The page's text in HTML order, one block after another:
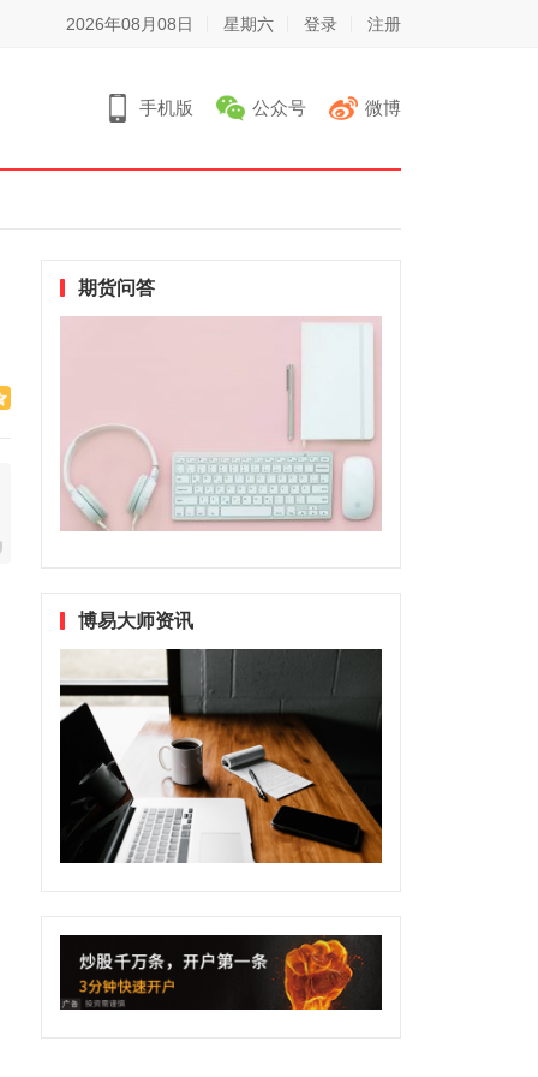
2026年08月08日 星期六 登录 注册
手机版 公众号 微博
期货问答
博易大师资讯